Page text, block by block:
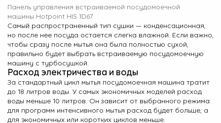
Панель управления встраиваемой посудомоечной
машины Hotpoint HIS 1D67
Самый распространенный тип сушки — конденсационная,
но после нее посуда остается слегка влажной. Если важно,
чтобы сразу после мытья она была полностью сухой,
правильно будет выбрать встраиваемую посудомоечную
машину с турбосушкой.
Расход электричества и воды
За стандартный цикл мытья посудомоечная машина тратит
до 18 литров воды. У самых экономичных моделей расход
воды меньше 10 литров. Он зависит от выбранного режима:
для программ интенсивного мытья расход будет больше, а
для экономичных или коротких циклов меньше.